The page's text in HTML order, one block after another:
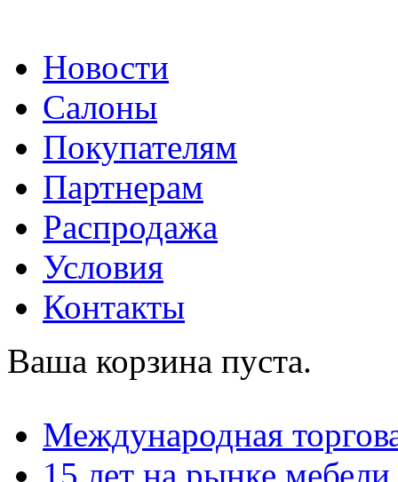
Новости
Салоны
Покупателям
Партнерам
Распродажа
Условия
Контакты
Ваша корзина пуста.
Международная